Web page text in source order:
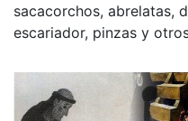
sacacorchos, abrelatas,
escariador, pinzas y